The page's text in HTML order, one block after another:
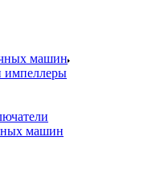
машин
импеллеры
машин